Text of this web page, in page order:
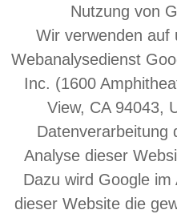
Nutzung von
Wir verwenden auf
Webanalysedienst
Inc. (1600
View, CA 94043,
Datenverarbeitung
Analyse dieser
Dazu wird Google
dieser Website die